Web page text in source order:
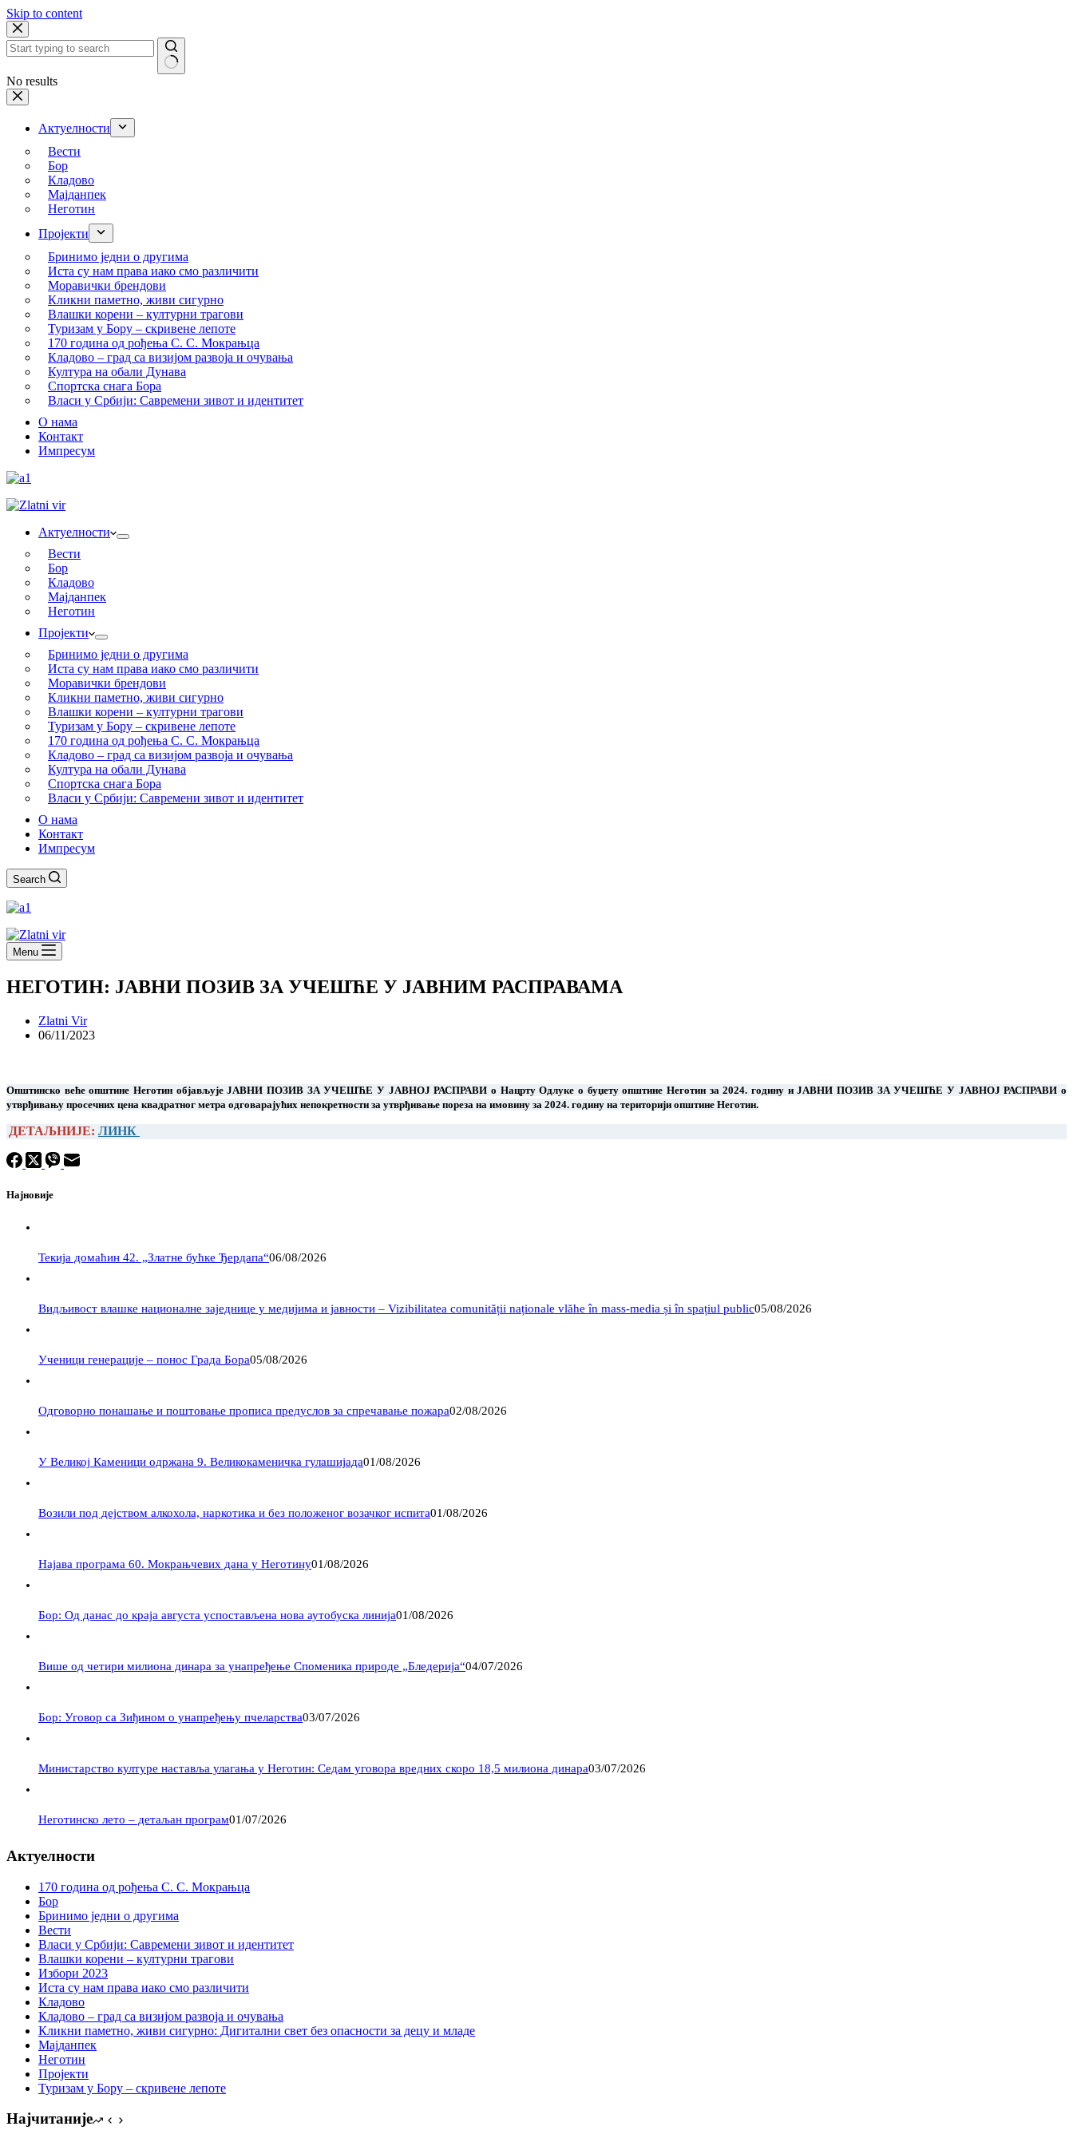
Skip to content
No results
Актуелности
Вести
Бор
Кладово
Мајданпек
Неготин
Пројекти
Бринимо једни о другима
Иста су нам права иако смо различити
Моравички брендови
Кликни паметно, живи сигурно
Влашки корени – културни трагови
Туризам у Бору – скривене лепоте
170 година од рођења С. С. Мокрањца
Кладово – град са визијом развоја и очувања
Култура на обали Дунава
Спортска снага Бора
Власи у Србији: Савремени зивот и идентитет
О нама
Контакт
Импресум
Актуелности
Вести
Бор
Кладово
Мајданпек
Неготин
Пројекти
Бринимо једни о другима
Иста су нам права иако смо различити
Моравички брендови
Кликни паметно, живи сигурно
Влашки корени – културни трагови
Туризам у Бору – скривене лепоте
170 година од рођења С. С. Мокрањца
Кладово – град са визијом развоја и очувања
Култура на обали Дунава
Спортска снага Бора
Власи у Србији: Савремени зивот и идентитет
О нама
Контакт
Импресум
Search
Menu
НЕГОТИН: ЈАВНИ ПОЗИВ ЗА УЧЕШЋЕ У ЈАВНИМ РАСПРАВАМА
Zlatni Vir
06/11/2023
Општинско веће општине Неготин објављује ЈАВНИ ПОЗИВ ЗА УЧЕШЋЕ У ЈАВНОЈ РАСПРАВИ о Нацрту Одлуке о буџету општине Неготин за 2024. годину и ЈАВНИ ПОЗИВ ЗА УЧЕШЋЕ У ЈАВНОЈ РАСПРАВИ о
утврђивању просечних цена квадратног метра одговарајућих непокретности за утврђивање пореза на имовину за 2024. годину на територији општине Неготин.
ДЕТАЉНИЈЕ: ЛИНК
Најновије
Текија домаћин 42. „Златне бућке Ђердапа“06/08/2026
Видљивост влашке националне заједнице у медијима и јавности – Vizibilitatea comunității naționale vlăhe în mass-media și în spațiul public05/08/2026
Ученици генерације – понос Града Бора05/08/2026
Одговорно понашање и поштовање прописа предуслов за спречавање пожара02/08/2026
У Великој Каменици одржана 9. Великокаменичка гулашијада01/08/2026
Возили под дејством алкохола, наркотика и без положеног возачког испита01/08/2026
Најава програма 60. Мокрањчевих дана у Неготину01/08/2026
Бор: Од данас до краја августа успостављена нова аутобуска линија01/08/2026
Више од четири милиона динара за унапређење Споменика природе „Бледерија“04/07/2026
Бор: Уговор са Зиђином о унапређењу пчеларства03/07/2026
Министарство културе наставља улагања у Неготин: Седам уговора вредних скоро 18,5 милиона динара03/07/2026
Неготинско лето – детаљан програм01/07/2026
Актуелности
170 година од рођења С. С. Мокрањца
Бор
Бринимо једни о другима
Вести
Власи у Србији: Савремени зивот и идентитет
Влашки корени – културни трагови
Избори 2023
Иста су нам права иако смо различити
Кладово
Кладово – град са визијом развоја и очувања
Кликни паметно, живи сигурно: Дигитални свет без опасности за децу и младе
Мајданпек
Неготин
Пројекти
Туризам у Бору – скривене лепоте
Најчитаније